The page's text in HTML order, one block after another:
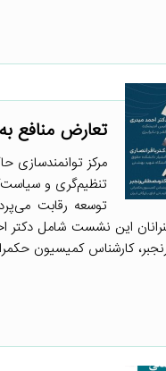
تعارض منافع
مرکز توانمندسازی
تنظیم‌گری و
توسعه رقابت
این نشست شامل دکتر
کارشناس کمیسیون